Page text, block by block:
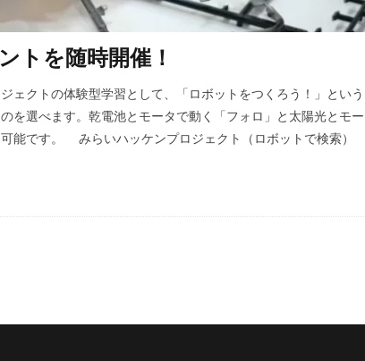
トを随時開催！
クトの体験型学習として、「ロボットをつくろう！」という
を選べます。乾電池とモータで動く「フォロ」と太陽光とモー
能です。 みらいハッケンプロジェクト（ロボットで検索）